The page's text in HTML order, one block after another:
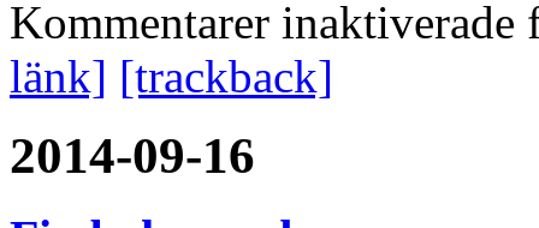
Kommentarer inaktiverade
länk] [trackback]
2014-09-16